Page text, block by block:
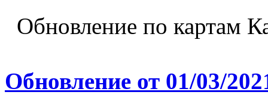
Обновление по картам
Обновление от 01/03/